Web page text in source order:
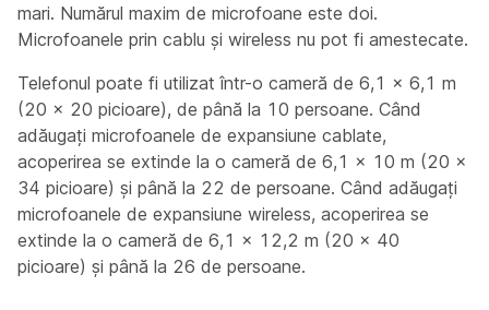
mari. Numărul maxim de microfoane este doi.
Microfoanele prin cablu și wireless nu pot fi amestecate.
Telefonul poate fi utilizat într-o cameră de 6,1 x 6,1 m
(20 x 20 picioare), de până la 10 persoane. Când
adăugați microfoanele de expansiune cablate,
acoperirea se extinde la o cameră de 6,1 x 10 m (20 x
34 picioare) și până la 22 de persoane. Când adăugați
microfoanele de expansiune wireless, acoperirea se
extinde la o cameră de 6,1 x 12,2 m (20 x 40
picioare) și până la 26 de persoane.